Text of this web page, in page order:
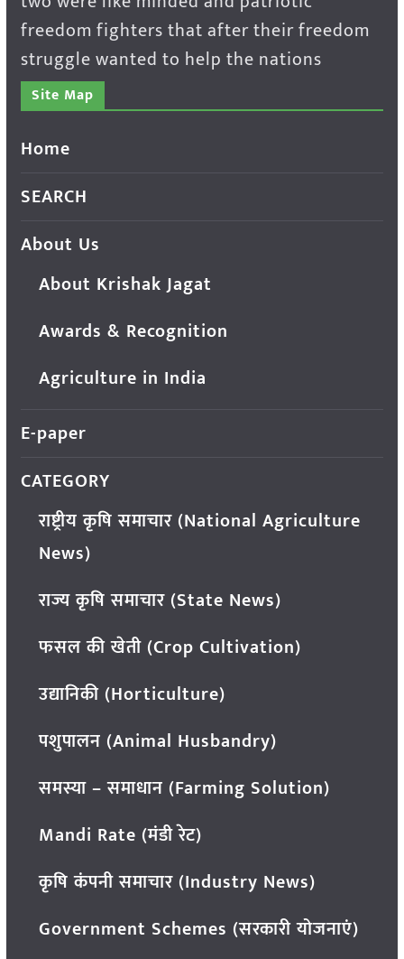
freedom fighters that after their freedom
struggle wanted to help the nations
Site Map
Home
SEARCH
About Us
About Krishak Jagat
Awards & Recognition
Agriculture in India
E-paper
CATEGORY
राष्ट्रीय कृषि समाचार (National Agriculture
News)
राज्य कृषि समाचार (State News)
फसल की खेती (Crop Cultivation)
उद्यानिकी (Horticulture)
पशुपालन (Animal Husbandry)
समस्या – समाधान (Farming Solution)
Mandi Rate (मंडी रेट)
कृषि कंपनी समाचार (Industry News)
Government Schemes (सरकारी योजनाएं)